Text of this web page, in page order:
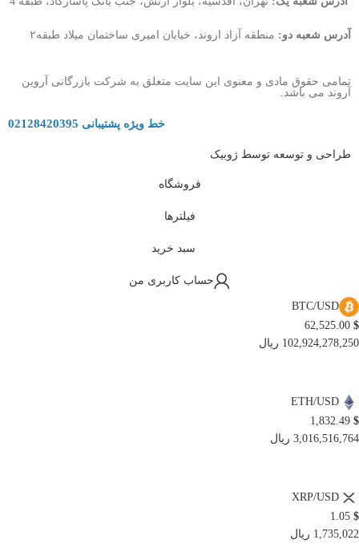
آدرس شعبه دو: منطقه آزاد اروند، خیابان امیری ساختمان میلاد طبقه۲
تمامی حقوق مادی و معنوی این سایت متعلق به شرکت بازرگانی آروین
آروند می باشد.
خط ویژه پشتیبانی 02128420395
طراحی و توسعه توسط ژوبیک
فروشگاه
فیلترها
سبد خرید
حساب کاربری من
BTC/USD
$
62,525.00
102,924,278,250 ریال
ETH/USD
$
1,832.49
3,016,516,764 ریال
XRP/USD
$
1.05
1,735,022 ریال